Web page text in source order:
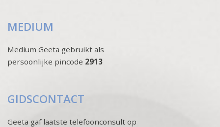
MEDIUM
Medium Geeta gebruikt als
persoonlijke pincode 2913
GIDSCONTACT
Geeta gaf laatste telefoonconsult op